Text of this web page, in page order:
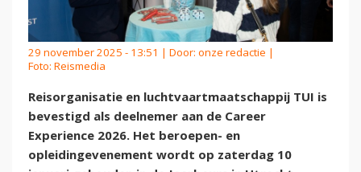
29 november 2025 - 13:51 | Door: onze redactie |
Foto: Reismedia
Reisorganisatie en luchtvaartmaatschappij TUI is
bevestigd als deelnemer aan de Career
Experience 2026. Het beroepen- en
opleidingevenement wordt op zaterdag 10